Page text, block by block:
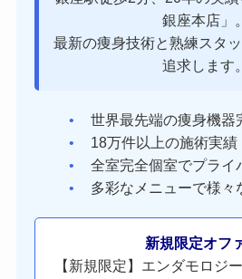
銀座本店」。
最新の痩身技術と熟練スタ
追求します。
世界最先端の痩身機器
18万件以上の施術実績
全室完全個室でプライ
多彩なメニューで様々
新規限定オフ
【新規限定】エンダモロジ